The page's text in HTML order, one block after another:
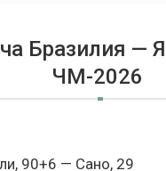
Бразилия —
ЧМ-2026
90+6 — Сано, 29